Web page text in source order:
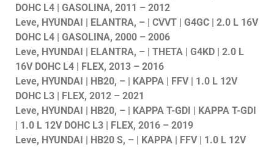
DOHC L4 | GASOLINA, 2011 – 2012
Leve, HYUNDAI | ELANTRA, – | CVVT | G4GC | 2.0 L 16V
DOHC L4 | GASOLINA, 2000 – 2006
Leve, HYUNDAI | ELANTRA, – | THETA | G4KD | 2.0 L
16V DOHC L4 | FLEX, 2013 – 2016
Leve, HYUNDAI | HB20, – | KAPPA | FFV | 1.0 L 12V
DOHC L3 | FLEX, 2012 – 2021
Leve, HYUNDAI | HB20, – | KAPPA T-GDI | KAPPA T-GDI
| 1.0 L 12V DOHC L3 | FLEX, 2016 – 2019
Leve, HYUNDAI | HB20 S, – | KAPPA | FFV | 1.0 L 12V